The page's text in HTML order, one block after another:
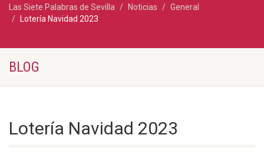
Las Siete Palabras de Sevilla Noticias
General
Lotería Navidad 2023
BLOG
Lotería Navidad 2023